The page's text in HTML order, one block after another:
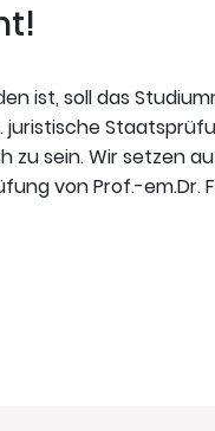
ist, soll das
sein. Wir setzen
von Prof.-em.Dr.